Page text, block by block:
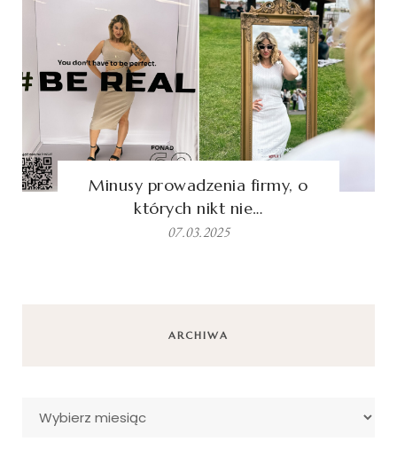
Minusy prowadzenia firmy, o
których nikt nie…
07.03.2025
ARCHIWA